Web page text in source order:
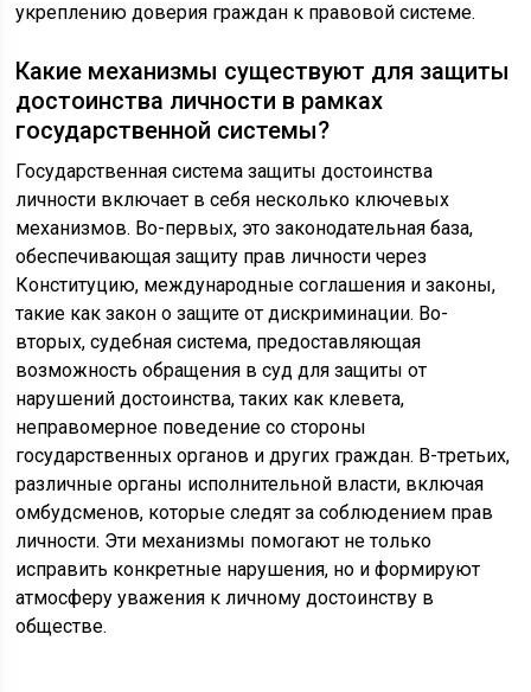
укреплению доверия граждан к правовой системе.
Какие механизмы существуют для защиты
достоинства личности в рамках
государственной системы?
Государственная система защиты достоинства
личности включает в себя несколько ключевых
механизмов. Во-первых, это законодательная база,
обеспечивающая защиту прав личности через
Конституцию, международные соглашения и законы,
такие как закон о защите от дискриминации. Во-
вторых, судебная система, предоставляющая
возможность обращения в суд для защиты от
нарушений достоинства, таких как клевета,
неправомерное поведение со стороны
государственных органов и других граждан. В-третьих,
различные органы исполнительной власти, включая
омбудсменов, которые следят за соблюдением прав
личности. Эти механизмы помогают не только
исправить конкретные нарушения, но и формируют
атмосферу уважения к личному достоинству в
обществе.